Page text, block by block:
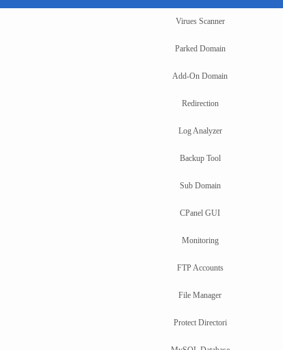
Virues Scanner
Parked Domain
Add-On Domain
Redirection
Log Analyzer
Backup Tool
Sub Domain
CPanel GUI
Monitoring
FTP Accounts
File Manager
Protect Directori